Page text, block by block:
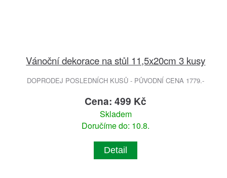
Vánoční dekorace na stůl 11,5x20cm 3 kusy
DOPRODEJ POSLEDNÍCH KUSŮ - PŮVODNÍ CENA 1779.-
Cena: 499 Kč
Skladem
Doručíme do: 10.8.
Detail